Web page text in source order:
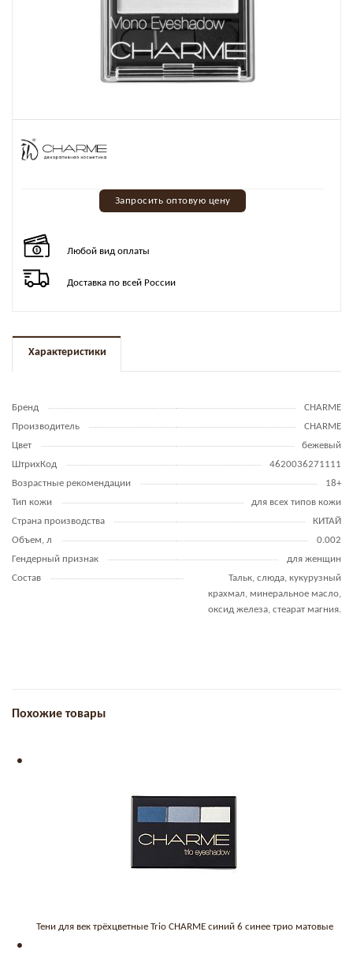
Запросить оптовую цену
Любой вид оплаты
Доставка по всей России
Характеристики
Бренд
CHARME
Производитель
CHARME
Цвет
бежевый
ШтрихКод
4620036271111
Возрастные рекомендации
18+
Тип кожи
для всех типов кожи
Страна производства
КИТАЙ
Объем, л
0.002
Гендерный признак
для женщин
Состав
Тальк, слюда, кукурузный
крахмал, минеральное масло,
оксид железа, стеарат магния.
Похожие товары
Тени для век трёхцветные Trio CHARME синий 6 синее трио матовые